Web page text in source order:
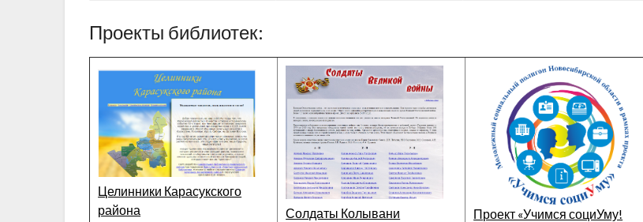
Проекты библиотек:
Целинники Карасукского
района
Солдаты Колывани Проект «Учимся социУму!